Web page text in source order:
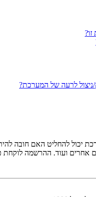
לרעה של המערכת?
להחליט האם חובה
אחרים ועוד. ההרשמה